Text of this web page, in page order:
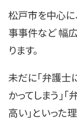
松戸市を中心に
事事件など 幅
ります。
未だに「弁護
かってしまう」
高い」といった